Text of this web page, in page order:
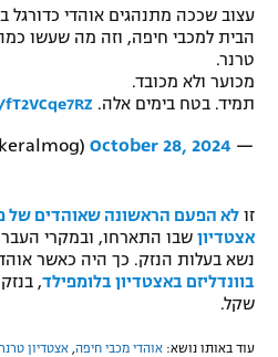
מדיניות פרטיות
הצטרפות לחבילת הערוצים
לוח דרושים – ג'ובנט
אומנויות לחימה
גיימינג E-Sports
עצוב שככה מתנהגים אוהדי
הבית למכבי חיפה, וזה מה שעשו
טרנר.
מכוער ולא מכובד.
תמיד. בטח בימים אלה.
— almog boker (@bokeralmog)
October 28, 2024
זו לא הפעם הראשונה שאוהדים של
אצטדיון שבו התארחו, ובמקרי
נשא בעלות הנזק. כך היה כאשר
בוונדליזם באצטדיון בלומפילד
שקל.
עוד באותו נושא: אוהדי מכבי חיפה, אצטדיון טרנר